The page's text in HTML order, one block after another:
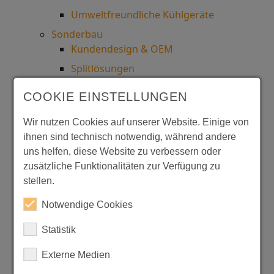
Umweltfreundliche Kühlgeräte
Sonderbau
Kundendesign & OEM
Splitlösungen
Ersatzteile
Unternehmen
Über uns
Historie
Referenzen
Charity
COOKIE EINSTELLUNGEN
Wir nutzen Cookies auf unserer Website. Einige von
ihnen sind technisch notwendig, während andere
uns helfen, diese Website zu verbessern oder
zusätzliche Funktionalitäten zur Verfügung zu
stellen.
Notwendige Cookies
Statistik
Externe Medien